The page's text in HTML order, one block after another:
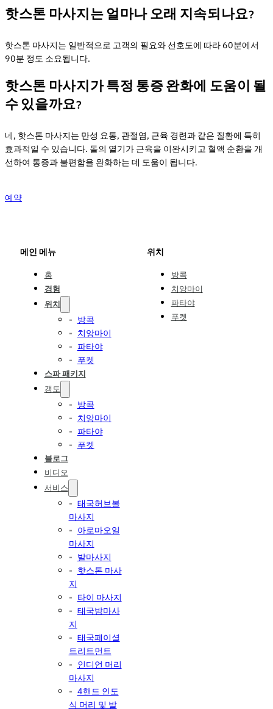
핫스톤 마사지는 얼마나 오래 지속되나요?
핫스톤 마사지는 일반적으로 고객의 필요와 선호도에 따라 60분에서
90분 정도 소요됩니다.
핫스톤 마사지가 특정 통증 완화에 도움이 될
수 있을까요?
네, 핫스톤 마사지는 만성 요통, 관절염, 근육 경련과 같은 질환에 특히
효과적일 수 있습니다. 돌의 열기가 근육을 이완시키고 혈액 순환을 개
선하여 통증과 불편함을 완화하는 데 도움이 됩니다.
예약
메인 메뉴
홈
경험
위치
방콕
치앙마이
파타야
푸켓
스파 패키지
갱도
방콕
치앙마이
파타야
푸켓
블로그
비디오
서비스
태국허브볼
마사지
아로마오일
마사지
발마사지
핫스톤 마사
지
타이 마사지
태국밤마사
지
태국페이셜
트리트먼트
인디언 머리
마사지
4핸드 인도
식 머리 및 발
위치
방콕
치앙마이
파타야
푸켓